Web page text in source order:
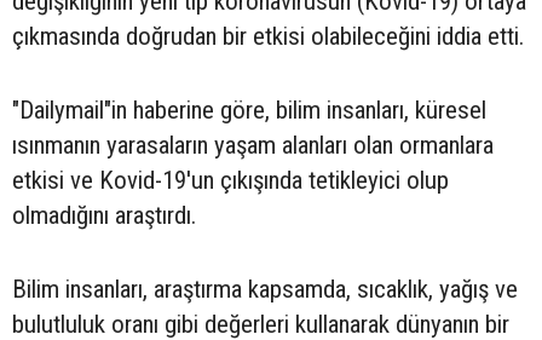
çıkmasında doğrudan bir etkisi olabileceğini iddia etti.
"Dailymail"in haberine göre, bilim insanları, küresel
ısınmanın yarasaların yaşam alanları olan ormanlara
etkisi ve Kovid-19'un çıkışında tetikleyici olup
olmadığını araştırdı.
Bilim insanları, araştırma kapsamda, sıcaklık, yağış ve
bulutluluk oranı gibi değerleri kullanarak dünyanın bir